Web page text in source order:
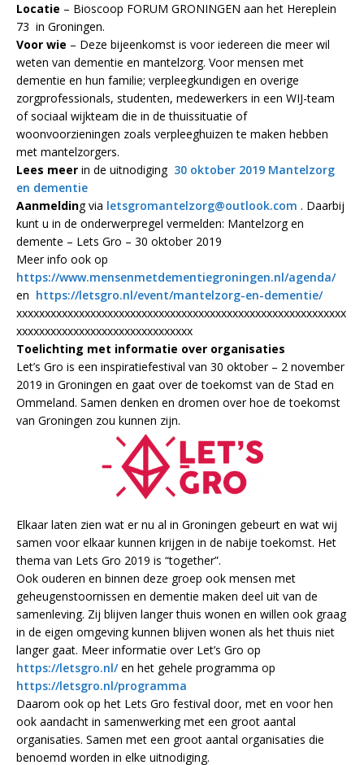
Locatie – Bioscoop FORUM GRONINGEN aan het Hereplein
73 in Groningen.
Voor wie – Deze bijeenkomst is voor iedereen die meer wil
weten van dementie en mantelzorg. Voor mensen met
dementie en hun familie; verpleegkundigen en overige
zorgprofessionals, studenten, medewerkers in een WIJ-team
of sociaal wijkteam die in de thuissituatie of
woonvoorzieningen zoals verpleeghuizen te maken hebben
met mantelzorgers.
Lees meer in de uitnodiging 30 oktober 2019 Mantelzorg
en dementie
Aanmelding via letsgromantelzorg@outlook.com . Daarbij
kunt u in de onderwerpregel vermelden: Mantelzorg en
demente – Lets Gro – 30 oktober 2019
Meer info ook op
https://www.mensenmetdementiegroningen.nl/agenda/
en https://letsgro.nl/event/mantelzorg-en-dementie/
xxxxxxxxxxxxxxxxxxxxxxxxxxxxxxxxxxxxxxxxxxxxxxxxxxxxxxxxxx
xxxxxxxxxxxxxxxxxxxxxxxxxxxxxxx
Toelichting met informatie over organisaties
Let’s Gro is een inspiratiefestival van 30 oktober – 2 november
2019 in Groningen en gaat over de toekomst van de Stad en
Ommeland. Samen denken en dromen over hoe de toekomst
van Groningen zou kunnen zijn.
Elkaar laten zien wat er nu al in Groningen gebeurt en wat wij
samen voor elkaar kunnen krijgen in de nabije toekomst. Het
thema van Lets Gro 2019 is “together”.
Ook ouderen en binnen deze groep ook mensen met
geheugenstoornissen en dementie maken deel uit van de
samenleving. Zij blijven langer thuis wonen en willen ook graag
in de eigen omgeving kunnen blijven wonen als het thuis niet
langer gaat. Meer informatie over Let’s Gro op
https://letsgro.nl/en het gehele programma op
https://letsgro.nl/programma
Daarom ook op het Lets Gro festival door, met en voor hen
ook aandacht in samenwerking met een groot aantal
organisaties. Samen met een groot aantal organisaties die
benoemd worden in elke uitnodiging.